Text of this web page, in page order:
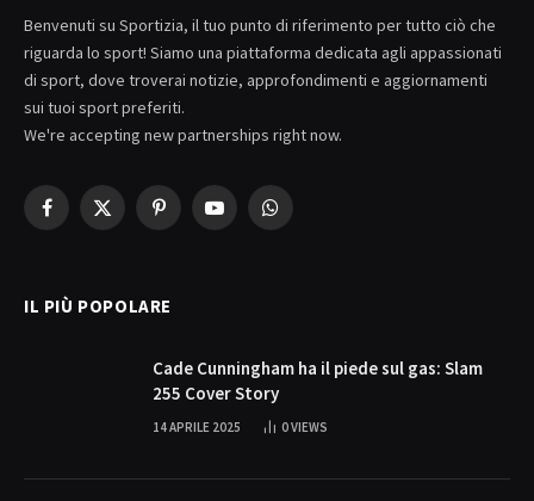
Benvenuti su Sportizia, il tuo punto di riferimento per tutto ciò che
riguarda lo sport! Siamo una piattaforma dedicata agli appassionati
di sport, dove troverai notizie, approfondimenti e aggiornamenti
sui tuoi sport preferiti.
We're accepting new partnerships right now.
Facebook
X
PinterestYouTubeWhatsApp
IL PIÙ POPOLARE
Cade Cunningham ha il piede sul gas: Slam
255 Cover Story
14 APRILE 2025 0VIEWS